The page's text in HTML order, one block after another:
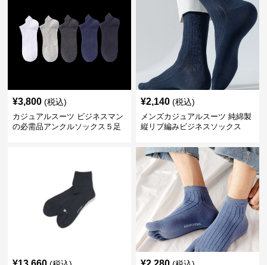
¥3,800 (税込)
カジュアルスーツ ビジネスマン
の必需品アンクルソックス５足
¥2,140 (税込)
メンズカジュアルスーツ 純綿製
縦リブ編みビジネスソックス